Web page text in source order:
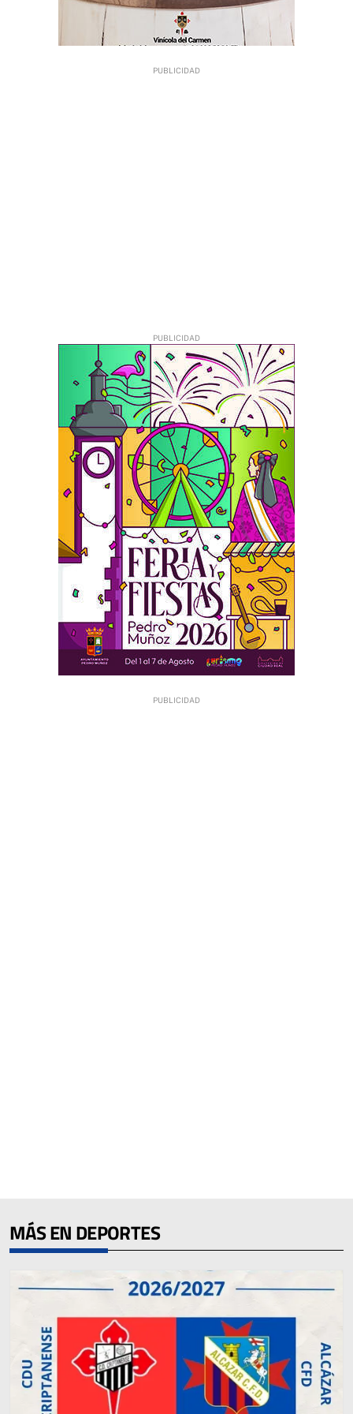
MÁS EN DEPORTES